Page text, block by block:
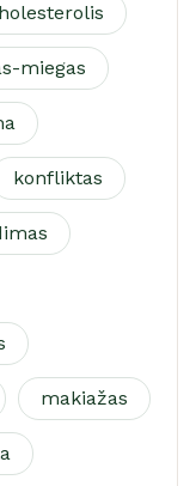
miegas
konfliktas
makiažas